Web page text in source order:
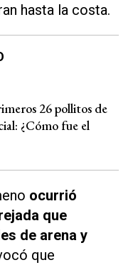
hasta la costa.
26 pollitos de
¿Cómo fue el
ocurrió
que
de arena y
que